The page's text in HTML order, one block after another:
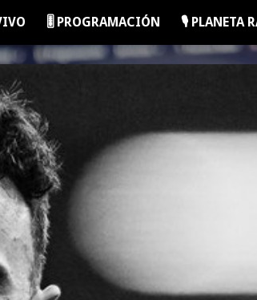
Skip to navigation
🎚️ PROGRAMACIÓN 🎙️ PLANETA